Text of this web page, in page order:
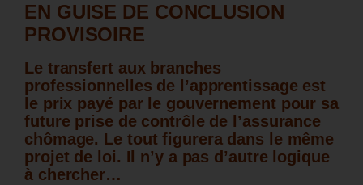
EN GUISE DE CONCLUSION
PROVISOIRE
Le transfert aux branches
professionnelles de l’apprentissage est
le prix payé par le gouvernement pour sa
future prise de contrôle de l’assurance
chômage. Le tout figurera dans le même
projet de loi. Il n’y a pas d’autre logique
à chercher…